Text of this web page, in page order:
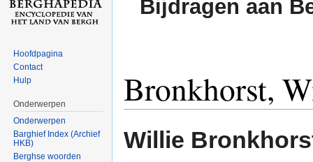
Bijdragen aan
Bronkhorst,
Willie
Hoofdpagina
Contact
Hulp
Onderwerpen
Onderwerpen
Barghief Index (Archief
HKB)
Berghse woorden